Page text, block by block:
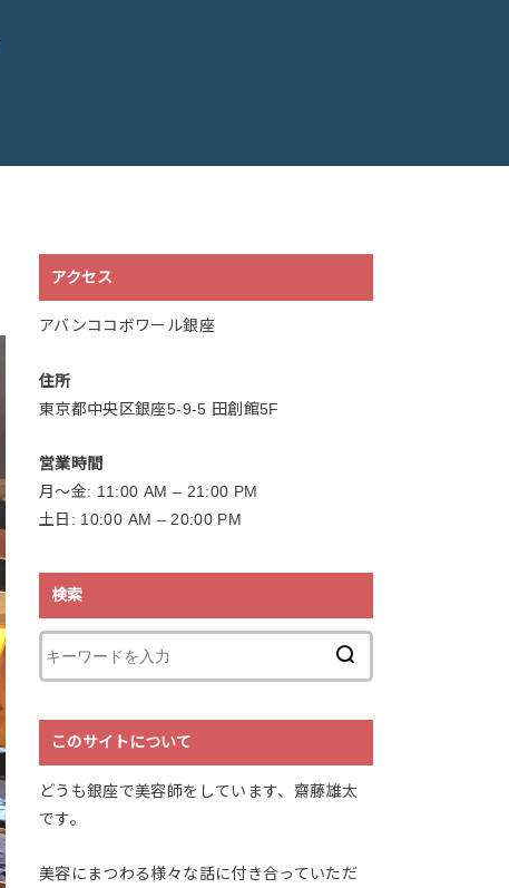
アクセス
アバンココボワール銀座
住所
東京都中央区銀座5-9-5 田創館5F
営業時間
月〜金: 11:00 AM – 21:00 PM
土日: 10:00 AM – 20:00 PM
検索
このサイトについて
どうも銀座で美容師をしています、齋藤雄太
です。
美容にまつわる様々な話に付き合っていただ